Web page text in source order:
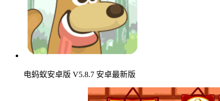
电蚂蚁安卓版 V5.8.7 安卓最新版